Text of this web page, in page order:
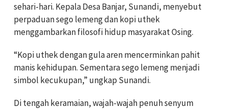
sehari-hari. Kepala Desa Banjar, Sunandi, menyebut
perpaduan sego lemeng dan kopi uthek
menggambarkan filosofi hidup masyarakat Osing.
“Kopi uthek dengan gula aren mencerminkan pahit
manis kehidupan. Sementara sego lemeng menjadi
simbol kecukupan,” ungkap Sunandi.
Di tengah keramaian, wajah-wajah penuh senyum